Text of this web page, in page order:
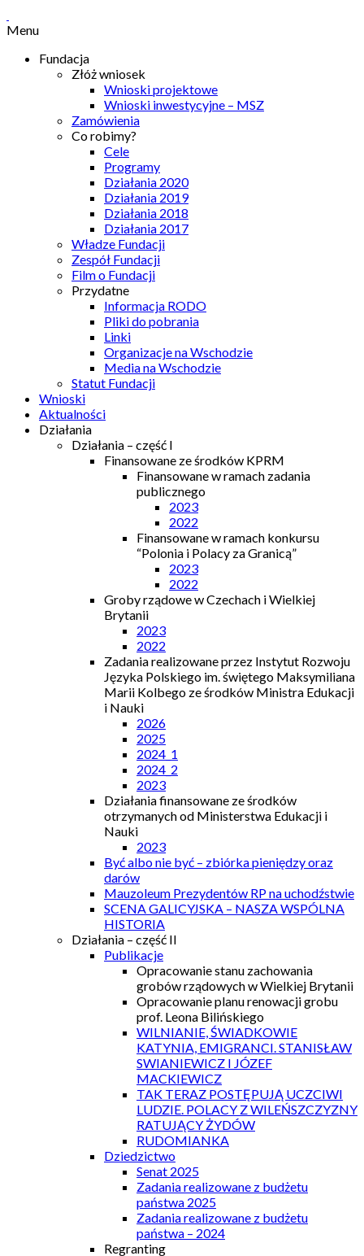
Menu
Fundacja
Złóż wniosek
Wnioski projektowe
Wnioski inwestycyjne – MSZ
Zamówienia
Co robimy?
Cele
Programy
Działania 2020
Działania 2019
Działania 2018
Działania 2017
Władze Fundacji
Zespół Fundacji
Film o Fundacji
Przydatne
Informacja RODO
Pliki do pobrania
Linki
Organizacje na Wschodzie
Media na Wschodzie
Statut Fundacji
Wnioski
Aktualności
Działania
Działania – część I
Finansowane ze środków KPRM
Finansowane w ramach zadania
publicznego
2023
2022
Finansowane w ramach konkursu
“Polonia i Polacy za Granicą”
2023
2022
Groby rządowe w Czechach i Wielkiej
Brytanii
2023
2022
Zadania realizowane przez Instytut Rozwoju
Języka Polskiego im. świętego Maksymiliana
Marii Kolbego ze środków Ministra Edukacji
i Nauki
2026
2025
2024_1
2024_2
2023
Działania finansowane ze środków
otrzymanych od Ministerstwa Edukacji i
Nauki
2023
Być albo nie być – zbiórka pieniędzy oraz
darów
Mauzoleum Prezydentów RP na uchodźstwie
SCENA GALICYJSKA – NASZA WSPÓLNA
HISTORIA
Działania – część II
Publikacje
Opracowanie stanu zachowania
grobów rządowych w Wielkiej Brytanii
Opracowanie planu renowacji grobu
prof. Leona Bilińskiego
WILNIANIE, ŚWIADKOWIE
KATYNIA, EMIGRANCI. STANISŁAW
SWIANIEWICZ I JÓZEF
MACKIEWICZ
TAK TERAZ POSTĘPUJĄ UCZCIWI
LUDZIE. POLACY Z WILEŃSZCZYZNY
RATUJĄCY ŻYDÓW
RUDOMIANKA
Dziedzictwo
Senat 2025
Zadania realizowane z budżetu
państwa 2025
Zadania realizowane z budżetu
państwa – 2024
Regranting